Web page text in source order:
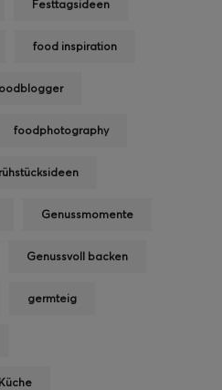
Festtagsideen
food inspiration
foodphotography
Genussmomente
Genussvoll backen
germteig